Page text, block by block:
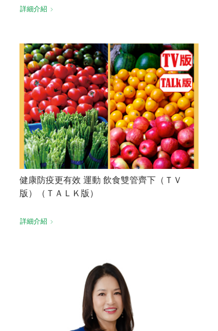
詳細介紹
健康防疫更有效 運動 飲食雙管齊下（ＴＶ
版）（ＴＡＬＫ版）
詳細介紹